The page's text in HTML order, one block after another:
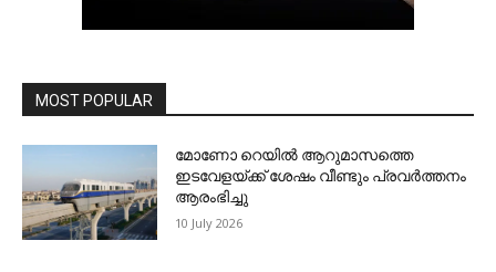
MOST POPULAR
മോണോ റെയില്‍ ആറുമാസത്തെ
ഇടവേളയ്ക്ക് ശേഷം വീണ്ടും പ്രവര്‍ത്തനം
ആരംഭിച്ചു
10 July 2026